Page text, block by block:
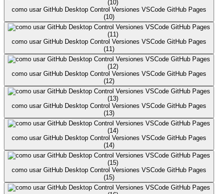
como usar GitHub Desktop Control Versiones VSCode GitHub Pages
(10)
como usar GitHub Desktop Control Versiones VSCode GitHub Pages
(11)
como usar GitHub Desktop Control Versiones VSCode GitHub Pages
(12)
como usar GitHub Desktop Control Versiones VSCode GitHub Pages
(13)
como usar GitHub Desktop Control Versiones VSCode GitHub Pages
(14)
como usar GitHub Desktop Control Versiones VSCode GitHub Pages
(15)